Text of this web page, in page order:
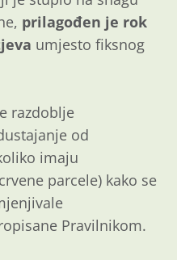
prilagođen je rok
umjesto fiksnog
razdoblje
od
imaju
parcele) kako se
Pravilnikom.